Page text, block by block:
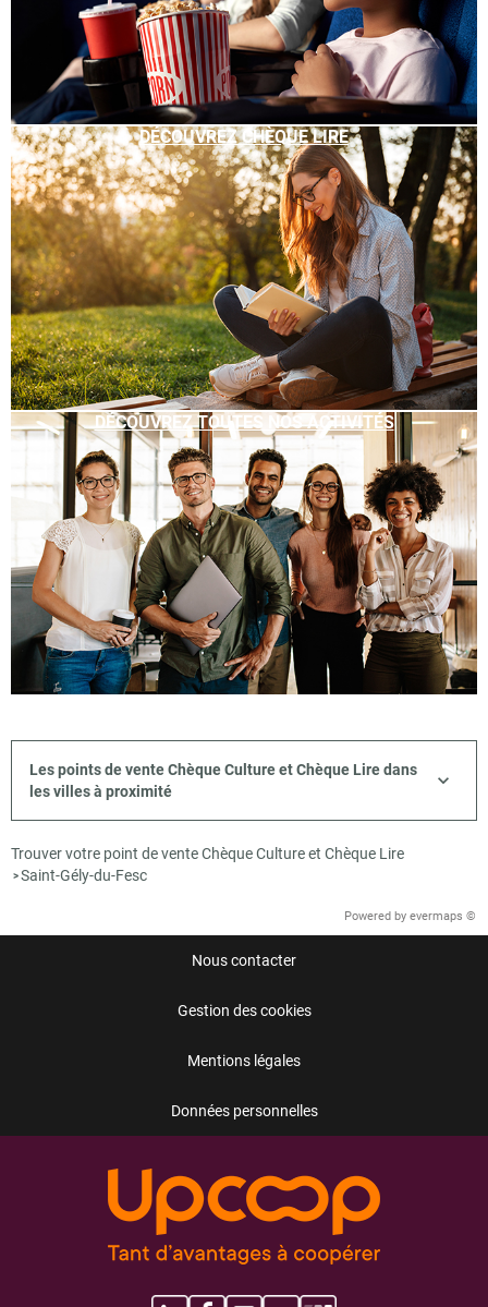
DÉCOUVREZ CHÈQUE LIRE
DÉCOUVREZ TOUTES NOS ACTIVITÉS
Les points de vente Chèque Culture et Chèque Lire dans
les villes à proximité
Trouver votre point de vente Chèque Culture et Chèque Lire
>Saint-Gély-du-Fesc
Powered by evermaps ©
Nous contacter
Gestion des cookies
Mentions légales
Données personnelles